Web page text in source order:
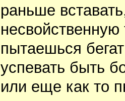
раньше
несвойственную
пытаешься
успевать быть
или еще как то